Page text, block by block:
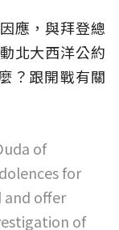
應，與拜登總
北大西洋公約
？跟開戰有關
of
for
and offer
of